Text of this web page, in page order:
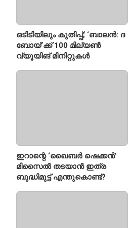
ഒടിടിയിലും കുതിപ്പ്; ‘ബാലൻ: ദ
ബോയ്’ക്ക് 100 മില്യൺ
വ്യൂയിങ് മിനിറ്റുകൾ
ഇറാന്റെ ‘ഖൈബർ ഷെക്കൻ’
മിസൈൽ തടയാൻ ഇത്ര
ബുദ്ധിമുട്ട് എന്തുകൊണ്ട്?